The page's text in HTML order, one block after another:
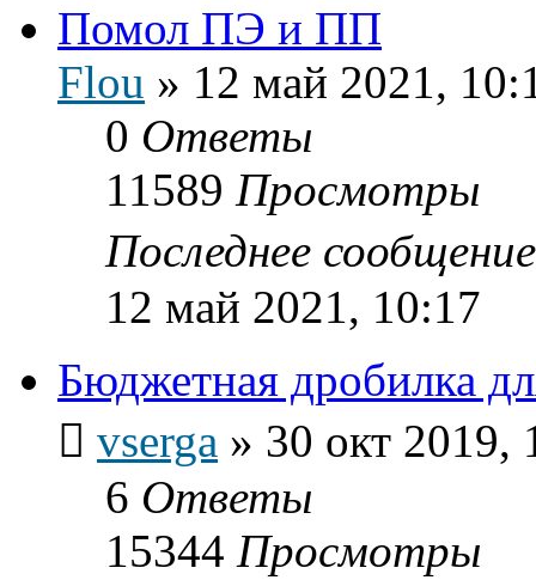
Помол ПЭ и ПП
Flou » 12 май 2021,
0 Ответы
11589 Просмотры
Последнее
12 май 2021, 10:17
Бюджетная дробилка
vserga » 30 окт 2019,
6 Ответы
15344 Просмотры